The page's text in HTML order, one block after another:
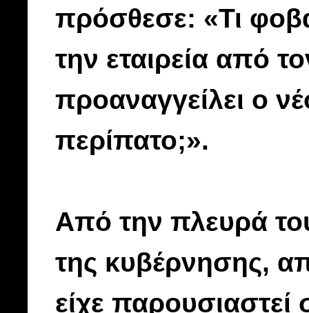
πρόσθεσε: «Τι
την εταιρεία από
προαναγγείλει ο
περίπατο;».
Από την πλευρά
της κυβέρνησης,
είχε